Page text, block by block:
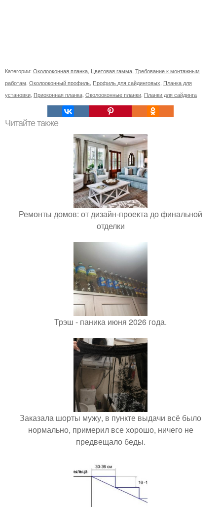
Категории: Околооконная планка Цветовая гамма Требование к монтажным
работам Околооконный профиль Профиль для сайдинговых Планка для
установки Приоконная планка Околооконные планки Планки для сайдинга
Читайте также
Ремонты домов: от дизайн-проекта до финальной
отделки
Трэш - паника июня 2026 года.
Заказала шорты мужу, в пункте выдачи всё было
нормально, примерил все хорошо, ничего не
предвещало беды.